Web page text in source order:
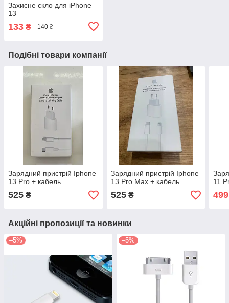
Захисне скло для iPhone
13
133 ₴ 140 ₴
Подібні товари компанії
Зарядний пристрій Iphone
13 Pro + кабель
525 ₴
Зарядний пристрій Iphone
13 Pro Max + кабель
525₴
11
499
Акційні пропозиції та новинки
–5% –5%